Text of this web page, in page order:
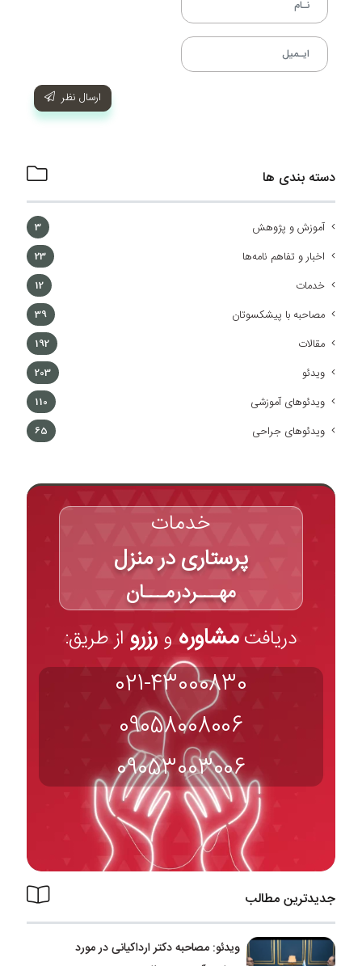
ارسال نظر
دسته بندی ها
آموزش و پژوهش 3
اخبار و تفاهم نامه‌ها 23
خدمات 12
مصاحبه با پیشکسوتان 39
مقالات 192
ویدئو 203
ویدئوهای آموزشی 110
ویدئوهای جراحی 65
خدمات
پرستاری در منزل
مهـــردرمـــان
دریافتمشاوره و رزرو از طریق:
021-43000830
09058008006
09053003006
جدیدترین مطالب
ویدئو: مصاحبه دکتر ارداکیانی در مورد